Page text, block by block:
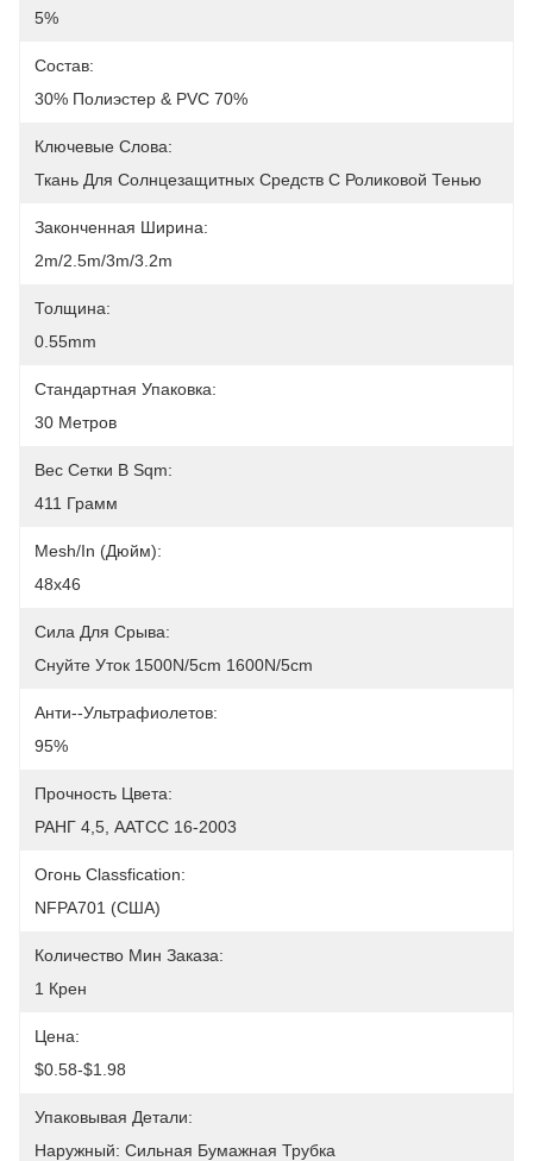
5%
Состав:
30% Полиэстер & PVC 70%
Ключевые Слова:
Ткань Для Солнцезащитных Средств С Роликовой Тенью
Законченная Ширина:
2m/2.5m/3m/3.2m
Толщина:
0.55mm
Стандартная Упаковка:
30 Метров
Вес Сетки В Sqm:
411 Грамм
Mesh/In (дюйм):
48x46
Сила Для Срыва:
Снуйте Уток 1500N/5cm 1600N/5cm
Анти--ультрафиолетов:
95%
Прочность Цвета:
РАНГ 4,5, AATCC 16-2003
Огонь Classfication:
NFPA701 (США)
Количество Мин Заказа:
1 Крен
Цена:
$0.58-$1.98
Упаковывая Детали:
Наружный: Сильная Бумажная Трубка